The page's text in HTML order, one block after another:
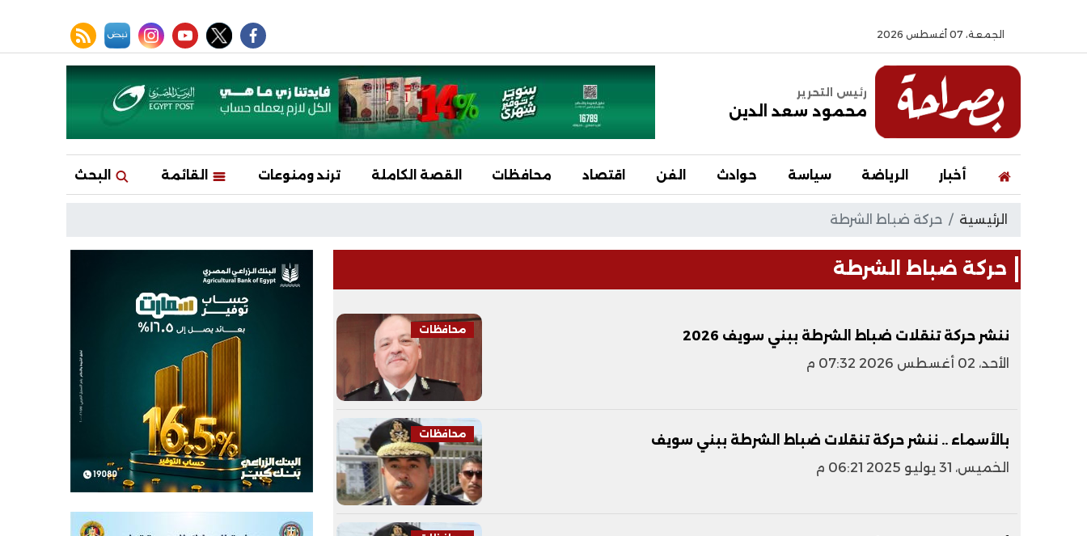
الجمعة، 07 أغسطس 2026
facebook
twitter
youtube
instagram
نبض rss feed
رئيس التحرير
محمود سعد الدين
أخبار الرياضة سياسة حوادث الفن اقتصاد محافظات القصة الكاملة ترند ومنوعات القائمة البحث
الرئيسية حركة ضباط الشرطة
حركة ضباط الشرطة
محافظات
ننشر حركة تنقلات ضباط الشرطة ببني سويف 2026
الأحد، 02 أغسطس 2026 07:32 م
محافظات
بالأسماء .. ننشر حركة تنقلات ضباط الشرطة ببني سويف
الخميس، 31 يوليو 2025 06:21 م